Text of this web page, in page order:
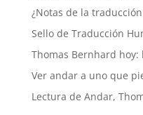
¿Notas de la
Sello de Traducción
Thomas Bernhard
Ver andar a uno que
Lectura de Andar,